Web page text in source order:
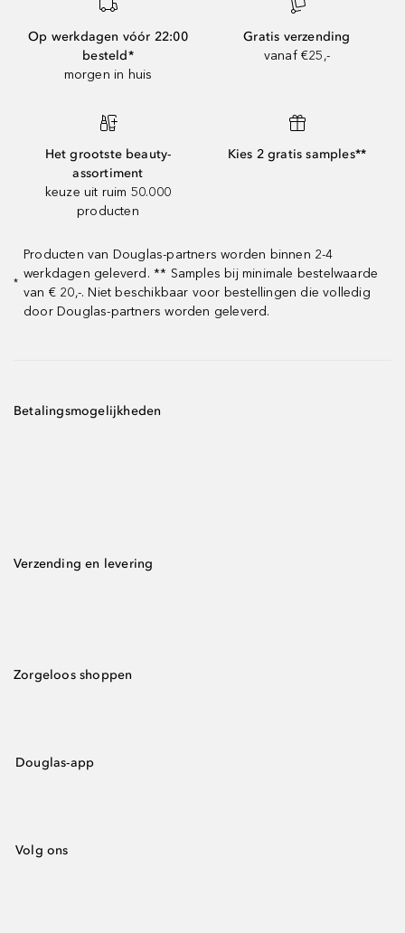
Op werkdagen vóór 22:00
besteld*
morgen in huis
Gratis verzending
vanaf €25,-
Het grootste beauty-
assortiment
keuze uit ruim 50.000
producten
Kies 2 gratis samples**
*
Producten van Douglas-partners worden binnen 2-4
werkdagen geleverd. ** Samples bij minimale bestelwaarde
van € 20,-. Niet beschikbaar voor bestellingen die volledig
door Douglas-partners worden geleverd.
Betalingsmogelijkheden
Verzending en levering
Zorgeloos shoppen
Douglas-app
Volg ons